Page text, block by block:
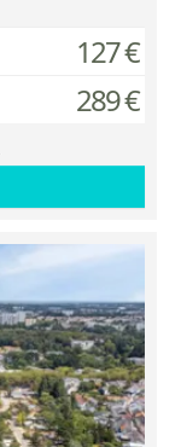
127 €
289 €